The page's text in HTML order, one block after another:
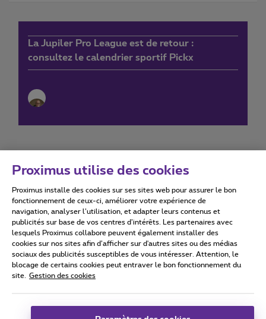
La Jupiler Pro League est de retour :
consultez le calendrier sportif Pickx
Conditions d'utilisation Accessibility statement
Tous droits réservés. © 2026 Proximus
Conditions générales, info consommateur
Coordonnées de l’entreprise
Proximus utilise des cookies
Proximus installe des cookies sur ses sites web pour assurer le bon
fonctionnement de ceux-ci, améliorer votre expérience de
navigation, analyser l’utilisation, et adapter leurs contenus et
publicités sur base de vos centres d’intérêts. Les partenaires avec
lesquels Proximus collabore peuvent également installer des
cookies sur nos sites afin d’afficher sur d'autres sites ou des médias
sociaux des publicités susceptibles de vous intéresser. Attention, le
blocage de certains cookies peut entraver le bon fonctionnement du
site.
Gestion des cookies